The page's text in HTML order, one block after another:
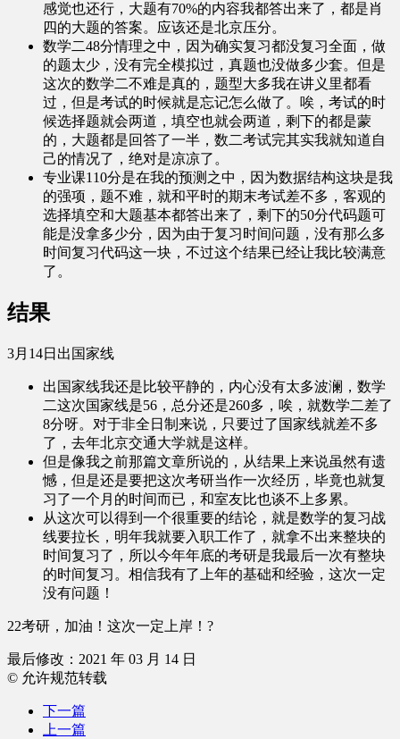
感觉也还行，大题有70%的内容我都答出来了，都是肖
四的大题的答案。应该还是北京压分。
数学二48分情理之中，因为确实复习都没复习全面，做
的题太少，没有完全模拟过，真题也没做多少套。但是
这次的数学二不难是真的，题型大多我在讲义里都看
过，但是考试的时候就是忘记怎么做了。唉，考试的时
候选择题就会两道，填空也就会两道，剩下的都是蒙
的，大题都是回答了一半，数二考试完其实我就知道自
己的情况了，绝对是凉凉了。
专业课110分是在我的预测之中，因为数据结构这块是我
的强项，题不难，就和平时的期末考试差不多，客观的
选择填空和大题基本都答出来了，剩下的50分代码题可
能是没拿多少分，因为由于复习时间问题，没有那么多
时间复习代码这一块，不过这个结果已经让我比较满意
了。
结果
3月14日出国家线
出国家线我还是比较平静的，内心没有太多波澜，数学
二这次国家线是56，总分还是260多，唉，就数学二差了
8分呀。对于非全日制来说，只要过了国家线就差不多
了，去年北京交通大学就是这样。
但是像我之前那篇文章所说的，从结果上来说虽然有遗
憾，但是还是要把这次考研当作一次经历，毕竟也就复
习了一个月的时间而已，和室友比也谈不上多累。
从这次可以得到一个很重要的结论，就是数学的复习战
线要拉长，明年我就要入职工作了，就拿不出来整块的
时间复习了，所以今年年底的考研是我最后一次有整块
的时间复习。相信我有了上年的基础和经验，这次一定
没有问题！
22考研，加油！这次一定上岸！?
最后修改：2021 年 03 月 14 日
© 允许规范转载
下一篇
上一篇